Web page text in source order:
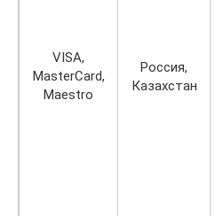
VISA,
MasterCard,
Maestro
Россия,
Казахстан